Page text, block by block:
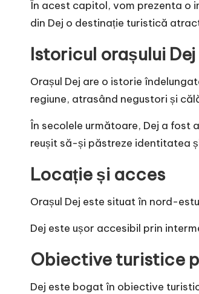
În acest capitol, vom prezenta o
din Dej o destinație turistică
Istoricul orașului Dej
Orașul Dej are o istorie
regiune, atrasând negustori și
În secolele următoare, Dej a fost
reușit să-și păstreze identitatea
Locație și acces
Orașul Dej este situat în nord-
Dej este ușor accesibil prin
Obiective turistice
Dej este bogat în obiective